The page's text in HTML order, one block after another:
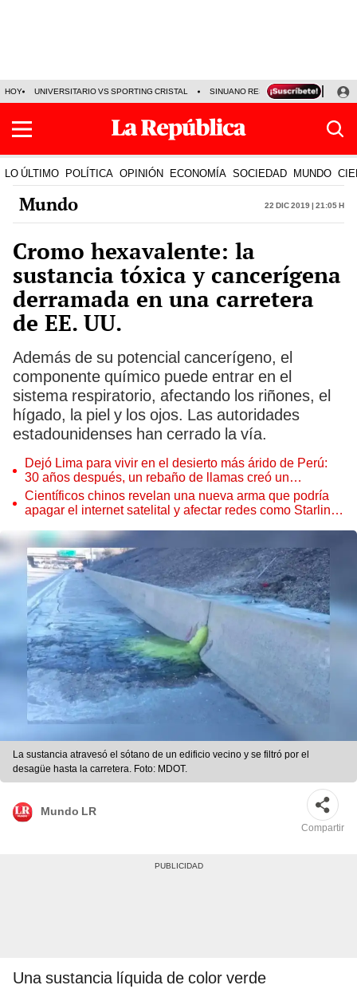
HOY UNIVERSITARIO VS SPORTING CRISTAL SINUANO RESULTADOS HOY
LO ÚLTIMO POLÍTICA OPINIÓN ECONOMÍA SOCIEDAD MUNDO
Mundo 22 Dic 2019 | 21:05 h
Cromo hexavalente: la
sustancia tóxica y cancerígena
derramada en una carretera
de EE. UU.
Además de su potencial cancerígeno, el
componente químico puede entrar en el
sistema respiratorio, afectando los riñones, el
hígado, la piel y los ojos. Las autoridades
estadounidenses han cerrado la vía.
Dejó Lima para vivir en el desierto más árido de Perú:
30 años después, un rebaño de llamas creó un
sorprendente ecosistema
Científicos chinos revelan una nueva arma que podría
apagar el internet satelital y afectar redes como Starlink
La sustancia atravesó el sótano de un edificio vecino y se filtró por el
desagüe hasta la carretera. Foto: MDOT.
Mundo LR
Compartir
Una sustancia líquida de color verde